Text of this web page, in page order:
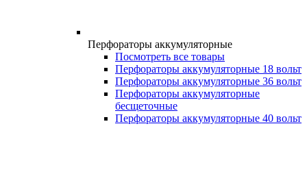
Перфораторы аккумуляторные
Посмотреть все товары
Перфораторы аккумуляторные 18 вольт
Перфораторы аккумуляторные 36 вольт
Перфораторы аккумуляторные
бесщеточные
Перфораторы аккумуляторные 40 вольт